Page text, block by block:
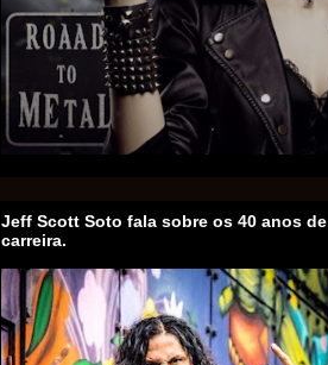
Jeff Scott Soto fala sobre os 40 anos de
carreira.